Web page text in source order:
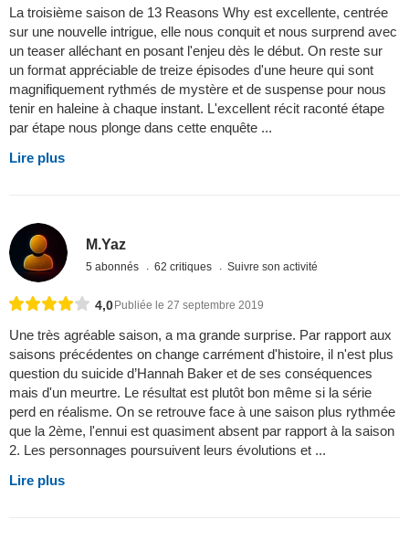
La troisième saison de 13 Reasons Why est excellente, centrée
sur une nouvelle intrigue, elle nous conquit et nous surprend avec
un teaser alléchant en posant l'enjeu dès le début. On reste sur
un format appréciable de treize épisodes d'une heure qui sont
magnifiquement rythmés de mystère et de suspense pour nous
tenir en haleine à chaque instant. L'excellent récit raconté étape
par étape nous plonge dans cette enquête ...
Lire plus
M.Yaz
5 abonnés 62 critiques Suivre son activité
4,0Publiée le 27 septembre 2019
Une très agréable saison, a ma grande surprise. Par rapport aux
saisons précédentes on change carrément d'histoire, il n'est plus
question du suicide d’Hannah Baker et de ses conséquences
mais d'un meurtre. Le résultat est plutôt bon même si la série
perd en réalisme. On se retrouve face à une saison plus rythmée
que la 2ème, l'ennui est quasiment absent par rapport à la saison
2. Les personnages poursuivent leurs évolutions et ...
Lire plus